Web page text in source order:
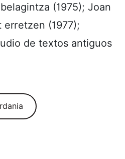
(1975); Joan
(1977);
de textos antiguos